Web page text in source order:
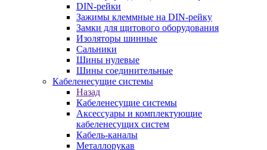
DIN-рейки
Зажимы клеммные на DIN-рейку
Замки для щитового оборудования
Изоляторы шинные
Сальники
Шины нулевые
Шины соединительные
Кабеленесущие системы
Назад
Кабеленесущие системы
Аксессуары и комплектующие
кабеленесущих систем
Кабель-каналы
Металлорукав